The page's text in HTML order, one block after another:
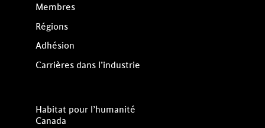
Membres
Régions
Adhésion
Carrières dans l’industrie
Habitat pour l’humanité
Canada